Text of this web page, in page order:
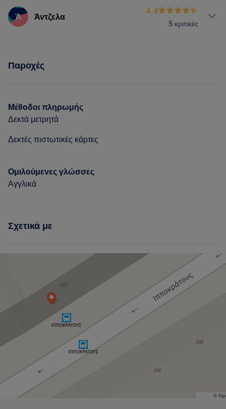
Υπηρεσίες
Ά Άντζελα
4.4
5 κριτικές
Νύχια
Παροχές
Μέθοδοι πληρωμής
Δεκτά μετρητά
Δεκτές πιστωτικές κάρτες
Ομιλούμενες γλώσσες
Αγγλικά
Σχετικά με